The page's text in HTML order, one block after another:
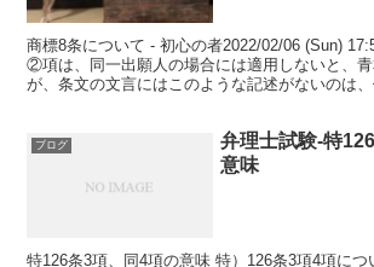
商標8条について - 初心の者2022/02/06 (Sun)
②項は、同一出願人の場合には適用しないと、
が、条文の文言にはこのような記述がないのは、
ブログ
弁理士試験-特
意味
特126条3項、同4項の意味 特）126条3項4項に